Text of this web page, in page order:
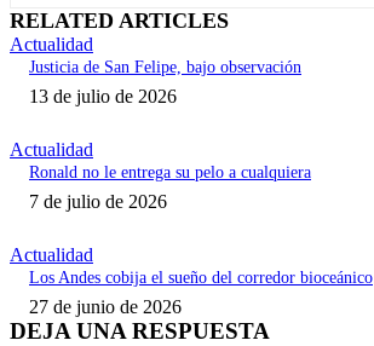
RELATED ARTICLES
Actualidad
Justicia de San Felipe, bajo observación
13 de julio de 2026
Actualidad
Ronald no le entrega su pelo a cualquiera
7 de julio de 2026
Actualidad
Los Andes cobija el sueño del corredor bioceánico
27 de junio de 2026
DEJA UNA RESPUESTA